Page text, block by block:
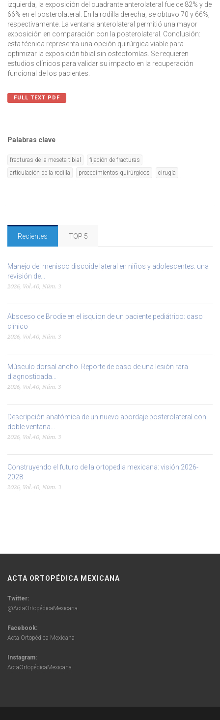
izquierda, la exposición del cuadrante anterolateral fue de 82% y de
66% en el posterolateral. En la rodilla derecha, se obtuvo 70 y 66%,
respectivamente. La ventana anterolateral permitió una mayor
exposición en comparación con la posterolateral. Conclusión:
esta técnica representa una opción quirúrgica viable para
optimizar la exposición tibial sin osteotomías. Se requieren
estudios clínicos para validar su impacto en la recuperación
funcional de los pacientes.
FULL TEXT PDF
Palabras clave
fracturas de la meseta tibial
fijación de fracturas
articulación de la rodilla
procedimientos quirúrgicos cirugía
Recientes TOP 5
Manejo del menisco discoide lateral en niños y adolescentes: una
revisión de...
2026, Vol.40, Núm. 3
Absceso de Brodie en el isquion de un paciente pediátrico: caso
clínico
2026, Vol.40, Núm. 3
Músculo dorsal ancho. Reporte de caso de una lesión rara
diagnosticada...
2026, Vol.40, Núm. 3
Descripción anatómica de un nuevo abordaje posterolateral con
doble ventana...
2026, Vol.40, Núm. 3
Construyendo el futuro de la ortopedia mexicana: visión 2026-
2028
2026, Vol.40, Núm. 3
ACTA ORTOPÉDICA MEXICANA
Twitter:
@ActaOrtopédicaMexicana
Facebook:
Acta Ortopédica Mexicana
Instagram:
ActaOrtopédicaMexicana